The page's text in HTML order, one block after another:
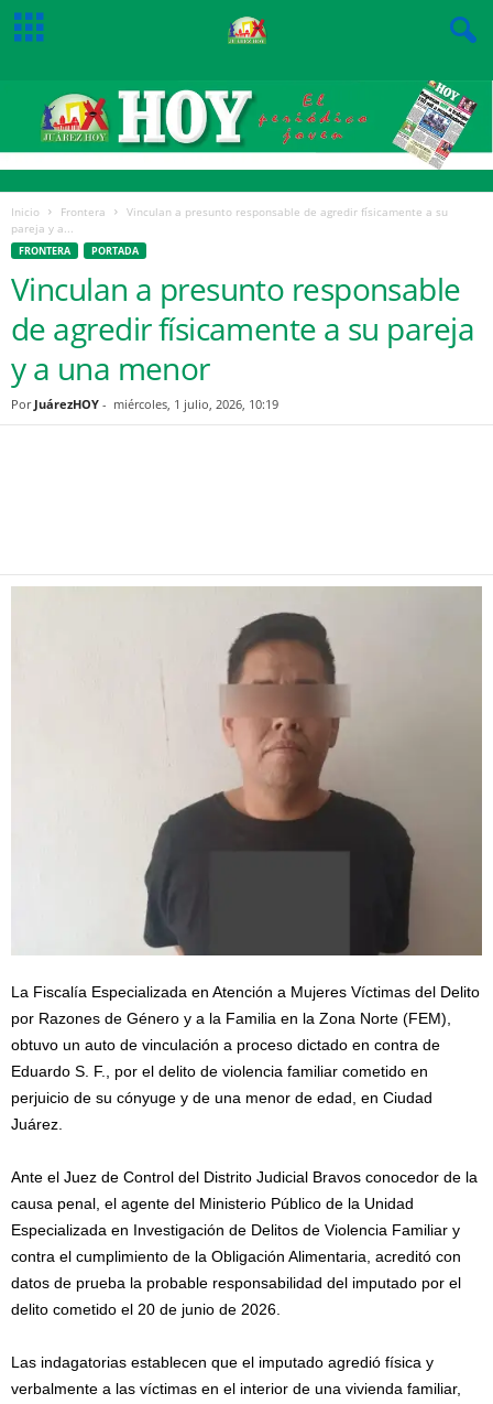
Inicio Frontera
Vinculan a presunto responsable de agredir físicamente a su
pareja y a...
FRONTERA PORTADA
Vinculan a presunto responsable
de agredir físicamente a su pareja
y a una menor
Por JuárezHOY - miércoles, 1 julio, 2026, 10:19
La Fiscalía Especializada en Atención a Mujeres Víctimas del Delito
por Razones de Género y a la Familia en la Zona Norte (FEM),
obtuvo un auto de vinculación a proceso dictado en contra de
Eduardo S. F., por el delito de violencia familiar cometido en
perjuicio de su cónyuge y de una menor de edad, en Ciudad
Juárez.
Ante el Juez de Control del Distrito Judicial Bravos conocedor de la
causa penal, el agente del Ministerio Público de la Unidad
Especializada en Investigación de Delitos de Violencia Familiar y
contra el cumplimiento de la Obligación Alimentaria, acreditó con
datos de prueba la probable responsabilidad del imputado por el
delito cometido el 20 de junio de 2026.
Las indagatorias establecen que el imputado agredió física y
verbalmente a las víctimas en el interior de una vivienda familiar,